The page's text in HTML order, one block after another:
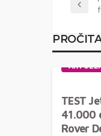
TEST
41.000
Rover